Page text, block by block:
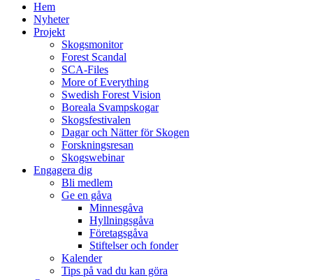
Hem
Nyheter
Projekt
Skogsmonitor
Forest Scandal
SCA-Files
More of Everything
Swedish Forest Vision
Boreala Svampskogar
Skogsfestivalen
Dagar och Nätter för Skogen
Forskningsresan
Skogswebinar
Engagera dig
Bli medlem
Ge en gåva
Minnesgåva
Hyllningsgåva
Företagsgåva
Stiftelser och fonder
Kalender
Tips på vad du kan göra